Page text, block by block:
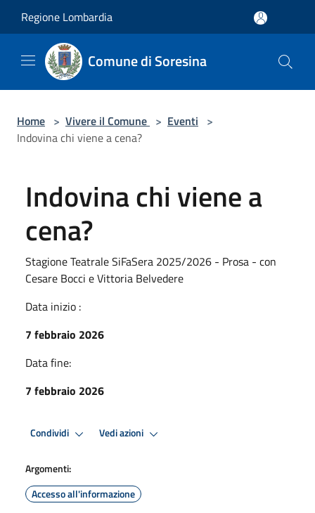
Regione Lombardia
Comune di Soresina
Home > Vivere il Comune > Eventi >
Indovina chi viene a cena?
Indovina chi viene a
cena?
Stagione Teatrale SiFaSera 2025/2026 - Prosa - con
Cesare Bocci e Vittoria Belvedere
Data inizio :
7 febbraio 2026
Data fine:
7 febbraio 2026
Condividi Vedi azioni
Argomenti:
Accesso all'informazione